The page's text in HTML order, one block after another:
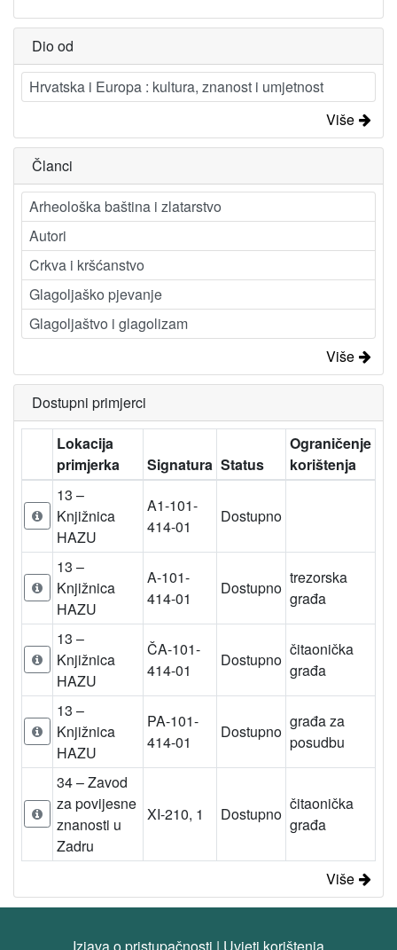
Dio od
Hrvatska i Europa : kultura, znanost i umjetnost
Više
Članci
Arheološka baština i zlatarstvo
Autori
Crkva i kršćanstvo
Glagoljaško pjevanje
Glagoljaštvo i glagolizam
Više
Dostupni primjerci
Lokacija
primjerka
Signatura Status
Ograničenje
korištenja
13 –
Knjižnica
HAZU
A1-101-
414-01
Dostupno
13 –
Knjižnica
HAZU
A-101-
414-01
Dostupno
trezorska
građa
13 –
Knjižnica
HAZU
ČA-101-
414-01
Dostupno
čitaonička
građa
13 –
Knjižnica
HAZU
PA-101-
414-01
Dostupno
građa za
posudbu
34 – Zavod
za povijesne
znanosti u
Zadru
XI-210, 1 Dostupno
čitaonička
građa
Više